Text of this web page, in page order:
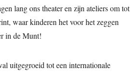
lang ons theater en zijn ateliers om tot
waar kinderen het voor het zeggen
in de Munt!
uitgegroeid tot een internationale